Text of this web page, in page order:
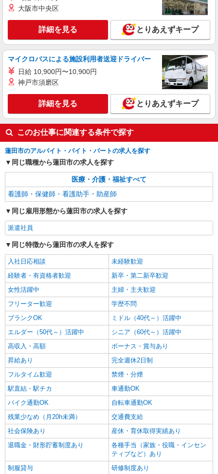
大阪市中央区
詳細を見る とりあえずキープ
マイクロバスによる施設利用者送迎ドライバー
日給 10,900円〜10,900円
神戸市須磨区
詳細を見る とりあえずキープ
このお仕事に関連する条件で探す
蓮田市のアルバイト・バイト・パートの求人を探す
同じ職種から蓮田市の求人を探す
医療・介護・福祉すべて
看護師・保健師・看護助手・助産師
同じ雇用形態から蓮田市の求人を探す
派遣社員
同じ特徴から蓮田市の求人を探す
入社日応相談
未経験歓迎
経験者・有資格者歓迎
新卒・第二新卒歓迎
女性活躍中
主婦・主夫歓迎
フリーター歓迎
学歴不問
ブランクOK
ミドル（40代～）活躍中
エルダー（50代～）活躍中
シニア（60代～）活躍中
高収入・高額
ボーナス・賞与あり
昇給あり
完全週休2日制
フルタイム歓迎
禁煙・分煙
駅直結・駅チカ
車通勤OK
バイク通勤OK
自転車通勤OK
残業少なめ（月20h未満）
交通費支給
社会保険あり
産休・育休取得実績あり
退職金・財形貯蓄制度あり
各種手当（家族・役職・インセン
ティブなど）あり
制服貸与
研修制度あり